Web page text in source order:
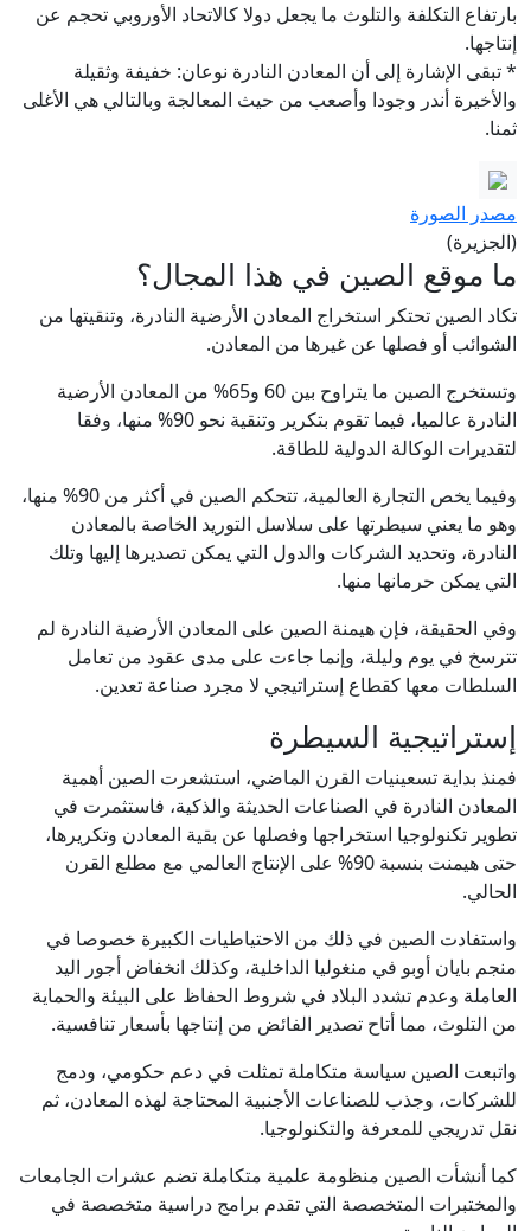
بارتفاع التكلفة والتلوث ما يجعل دولا كالاتحاد الأوروبي تحجم عن
إنتاجها.
* تبقى الإشارة إلى أن المعادن النادرة نوعان: خفيفة وثقيلة
والأخيرة أندر وجودا وأصعب من حيث المعالجة وبالتالي هي الأغلى
ثمنا.
مصدر الصورة
(الجزيرة)
ما موقع الصين في هذا المجال؟
تكاد الصين تحتكر استخراج المعادن الأرضية النادرة، وتنقيتها من
الشوائب أو فصلها عن غيرها من المعادن.
وتستخرج الصين ما يتراوح بين 60 و65% من المعادن الأرضية
النادرة عالميا، فيما تقوم بتكرير وتنقية نحو 90% منها، وفقا
لتقديرات الوكالة الدولية للطاقة.
وفيما يخص التجارة العالمية، تتحكم الصين في أكثر من 90% منها،
وهو ما يعني سيطرتها على سلاسل التوريد الخاصة بالمعادن
النادرة، وتحديد الشركات والدول التي يمكن تصديرها إليها وتلك
التي يمكن حرمانها منها.
وفي الحقيقة، فإن هيمنة الصين على المعادن الأرضية النادرة لم
تترسخ في يوم وليلة، وإنما جاءت على مدى عقود من تعامل
السلطات معها كقطاع إستراتيجي لا مجرد صناعة تعدين.
إستراتيجية السيطرة
فمنذ بداية تسعينيات القرن الماضي، استشعرت الصين أهمية
المعادن النادرة في الصناعات الحديثة والذكية، فاستثمرت في
تطوير تكنولوجيا استخراجها وفصلها عن بقية المعادن وتكريرها،
حتى هيمنت بنسبة 90% على الإنتاج العالمي مع مطلع القرن
الحالي.
واستفادت الصين في ذلك من الاحتياطيات الكبيرة خصوصا في
منجم بايان أوبو في منغوليا الداخلية، وكذلك انخفاض أجور اليد
العاملة وعدم تشدد البلاد في شروط الحفاظ على البيئة والحماية
من التلوث، مما أتاح تصدير الفائض من إنتاجها بأسعار تنافسية.
واتبعت الصين سياسة متكاملة تمثلت في دعم حكومي، ودمج
للشركات، وجذب للصناعات الأجنبية المحتاجة لهذه المعادن، ثم
نقل تدريجي للمعرفة والتكنولوجيا.
كما أنشأت الصين منظومة علمية متكاملة تضم عشرات الجامعات
والمختبرات المتخصصة التي تقدم برامج دراسية متخصصة في